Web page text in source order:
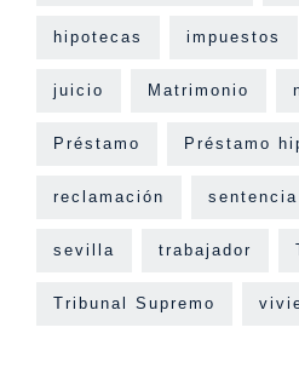
hipotecas impuestos
juicio Matrimonio
Préstamo Préstamo
reclamación sentencia
sevilla trabajador
Tribunal Supremo